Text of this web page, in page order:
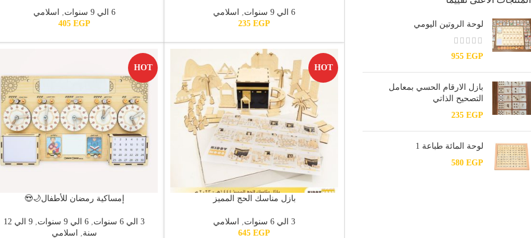
لوحة الروتين اليومي
955 EGP
بازل الارقام الحسي بمعامل
التصحيح الذاتي
235 EGP
لوحة المائة طباعة 1
580 EGP
6 الي 9 سنوات ,
اسلامي
235EGP
6 الي 9 سنوات ,
اسلامي
405 EGP
HOT
بازل مناسك الحج المميز
3 الي 6 سنوات
اسلامي
645EGP
HOT
إمساكية رمضان للأطفال🌙😍
3 الي 6 سنوات 6 الي 9 سنوات
9 الي 12
سنة
اسلامي